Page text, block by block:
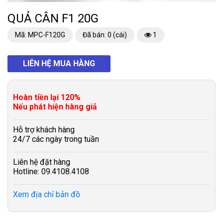
QUẢ CÂN F1 20G
Mã: MPC-F120G Đã bán: 0 (cái) 1
LIÊN HỆ MUA HÀNG
Hoàn tiền lại 120%
Nếu phát hiện hàng giả
Hỗ trợ khách hàng
24/7 các ngày trong tuần
Liên hệ đặt hàng
Hotline: 09.4108.4108
Xem địa chỉ bản đồ